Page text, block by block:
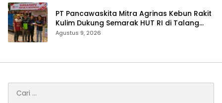
‎PT Pancawaskita Mitra Agrinas Kebun Rakit
Kulim Dukung Semarak HUT RI di Talang
Perigi
Agustus 9, 2026
untuk: